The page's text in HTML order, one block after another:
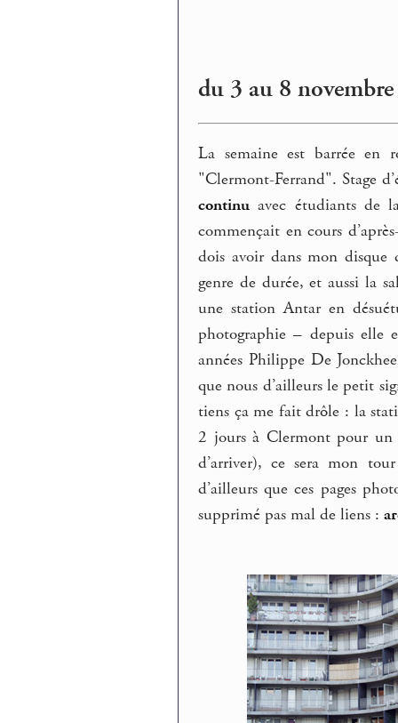
du 3 au 8
La semaine est barrée
"Clermont-Ferrand". Stage
continu avec étudiants de
commençait en cours
dois avoir dans mon disque
genre de durée, et aussi la
une station Antar en
photographie – depuis elle
années Philippe De
que nous d’ailleurs le petit
tiens ça me fait drôle : la
2 jours à Clermont pour un
d’arriver), ce sera mon
d’ailleurs que ces pages
supprimé pas mal de liens :